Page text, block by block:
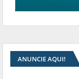
ANUNCIE AQUI!